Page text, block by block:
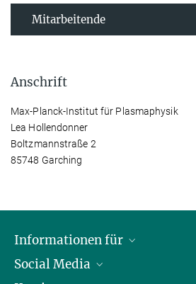
Mitarbeitende
Anschrift
Max-Planck-Institut für Plasmaphysik
Lea Hollendonner
Boltzmannstraße 2
85748 Garching
Informationen für
Journalisten
Social Media